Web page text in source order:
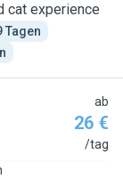
cat experience
Tagen
ab
26 €
/tag